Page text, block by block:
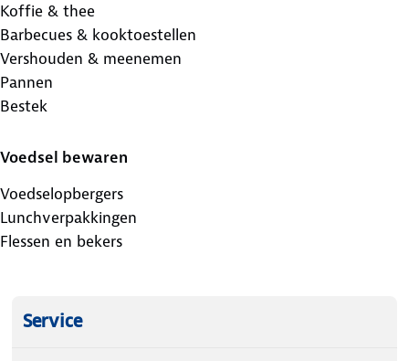
Koffie & thee
Barbecues & kooktoestellen
Vershouden & meenemen
Pannen
Bestek
Voedsel bewaren
Voedselopbergers
Lunchverpakkingen
Flessen en bekers
Service